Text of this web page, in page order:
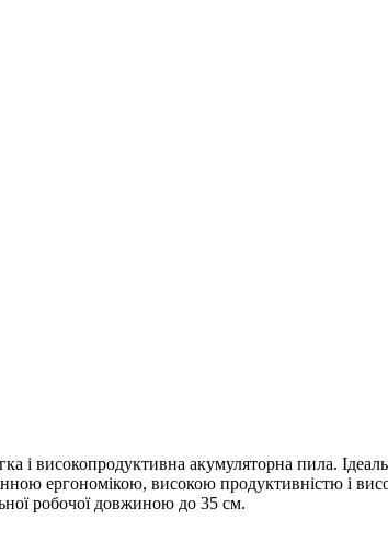
і високопродуктивна акумуляторна пила.
ергономікою, високою продуктивністю і
робочої довжиною до 35 см.